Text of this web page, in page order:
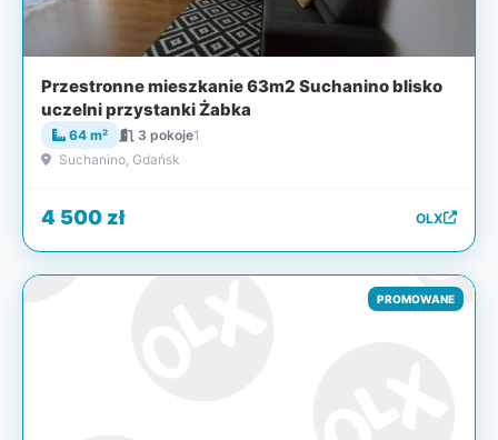
Przestronne mieszkanie 63m2 Suchanino blisko
uczelni przystanki Żabka
64 m² 3 pokoje1
Suchanino, Gdańsk
4 500 zł OLX
PROMOWANE